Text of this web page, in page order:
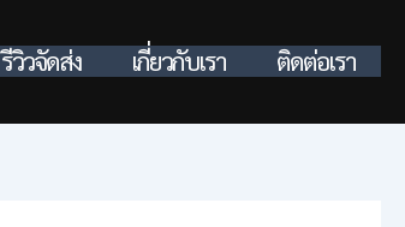
รีวิวจัดส่ง เกี่ยวกับเรา ติดต่อเรา